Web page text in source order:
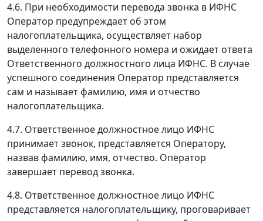
4.6. При необходимости перевода звонка в ИФНС
Оператор предупреждает об этом
налогоплательщика, осуществляет набор
выделенного телефонного номера и ожидает ответа
Ответственного должностного лица ИФНС. В случае
успешного соединения Оператор представляется
сам и называет фамилию, имя и отчество
налогоплательщика.
4.7. Ответственное должностное лицо ИФНС
принимает звонок, представляется Оператору,
назвав фамилию, имя, отчество. Оператор
завершает перевод звонка.
4.8. Ответственное должностное лицо ИФНС
представляется налогоплательщику, проговаривает